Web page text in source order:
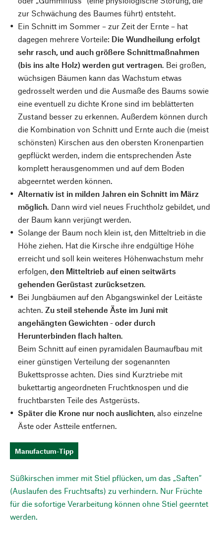
zur Schwächung des Baumes führt) entsteht.
Ein Schnitt im Sommer – zur Zeit der Ernte – hat
dagegen mehrere Vorteile: Die Wundheilung erfolgt
sehr rasch, und auch größere Schnittmaßnahmen
(bis ins alte Holz) werden gut vertragen. Bei großen,
wüchsigen Bäumen kann das Wachstum etwas
gedrosselt werden und die Ausmaße des Baums sowie
eine eventuell zu dichte Krone sind im beblätterten
Zustand besser zu erkennen. Außerdem können durch
die Kombination von Schnitt und Ernte auch die (meist
schönsten) Kirschen aus den obersten Kronenpartien
gepflückt werden, indem die entsprechenden Äste
komplett herausgenommen und auf dem Boden
abgeerntet werden können.
Alternativ ist in milden Jahren ein Schnitt im März
möglich. Dann wird viel neues Fruchtholz gebildet, und
der Baum kann verjüngt werden.
Solange der Baum noch klein ist, den Mitteltrieb in die
Höhe ziehen. Hat die Kirsche ihre endgültige Höhe
erreicht und soll kein weiteres Höhenwachstum mehr
erfolgen, den Mitteltrieb auf einen seitwärts
gehenden Gerüstast zurücksetzen.
Bei Jungbäumen auf den Abgangswinkel der Leitäste
achten. Zu steil stehende Äste im Juni mit
angehängten Gewichten - oder durch
Herunterbinden flach halten.
Beim Schnitt auf einen pyramidalen Baumaufbau mit
einer günstigen Verteilung der sogenannten
Bukettsprosse achten. Dies sind Kurztriebe mit
bukettartig angeordneten Fruchtknospen und die
fruchtbarsten Teile des Astgerüsts.
Später die Krone nur noch auslichten, also einzelne
Äste oder Astteile entfernen.
Manufactum-Tipp
Süßkirschen immer mit Stiel pflücken, um das „Saften“
(Auslaufen des Fruchtsafts) zu verhindern. Nur Früchte
für die sofortige Verarbeitung können ohne Stiel geerntet
werden.